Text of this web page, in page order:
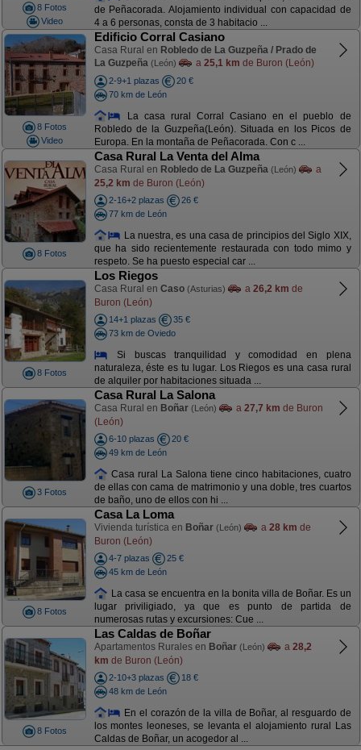
8 Fotos
Video
de Peñacorada. Alojamiento individual con capacidad de
4 a 6 personas, consta de 3 habitacio ...
8 Fotos
Video
Edificio Corral Casiano
Casa Rural en Robledo de La Guzpeña / Prado de
La Guzpeña (León) a 25,1 km de Buron (León)
2-9+1 plazas
20 €
70 km de León
La casa rural Corral Casiano en el pueblo de
Robledo de la Guzpeña(León). Situada en los Picos de
Europa. En la montaña de Peñacorada. Con c ...
8 Fotos
Casa Rural La Venta del Alma
Casa Rural en Robledo de La Guzpeña (León)
a
25,2 km de Buron (León)
2-16+2 plazas
26 €
77 km de León
La nuestra, es una casa de principios del Siglo XIX,
que ha sido recientemente restaurada con todo mimo y
respeto. Se ha puesto especial car ...
8 Fotos
Los Riegos
Casa Rural en Caso (Asturias) a 26,2 km de
Buron (León)
14+1 plazas
35 €
73 km de Oviedo
Si buscas tranquilidad y comodidad en plena
naturaleza, éste es tu lugar. Los Riegos es una casa rural
de alquiler por habitaciones situada ...
3 Fotos
Casa Rural La Salona
Casa Rural en Boñar (León) a 27,7 km de Buron
(León)
6-10 plazas
20 €
49 km de León
Casa rural La Salona tiene cinco habitaciones, cuatro
de ellas con cama de matrimonio y una doble, tres cuartos
de baño, uno de ellos con hi ...
8 Fotos
Casa La Loma
Vivienda turística en Boñar (León) a 28 km de
Buron (León)
4-7 plazas
25 €
45 km de León
La casa se encuentra en la bonita villa de Boñar. Es un
lugar priviligiado, ya que es punto de partida de
numerosas rutas y excursiones: Cue ...
8 Fotos
Las Caldas de Boñar
Apartamentos Rurales en Boñar (León) a 28,2
km de Buron (León)
2-10+3 plazas
18 €
48 km de León
En el corazón de la villa de Boñar, al resguardo de
los montes leoneses, se levanta el alojamiento rural Las
Caldas de Boñar, un acogedor al ...